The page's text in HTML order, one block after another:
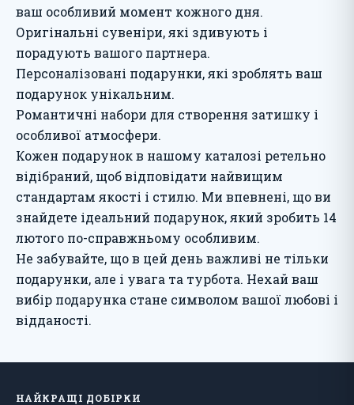
ваш особливий момент кожного дня.
Оригінальні сувеніри, які здивують і
порадують вашого партнера.
Персоналізовані подарунки, які зроблять ваш
подарунок унікальним.
Романтичні набори для створення затишку і
особливої атмосфери.
Кожен подарунок в нашому каталозі ретельно
відібраний, щоб відповідати найвищим
стандартам якості і стилю. Ми впевнені, що ви
знайдете ідеальний подарунок, який зробить 14
лютого по-справжньому особливим.
Не забувайте, що в цей день важливі не тільки
подарунки, але і увага та турбота. Нехай ваш
вибір подарунка стане символом вашої любові і
відданості.
НАЙКРАЩІ ДОБІРКИ